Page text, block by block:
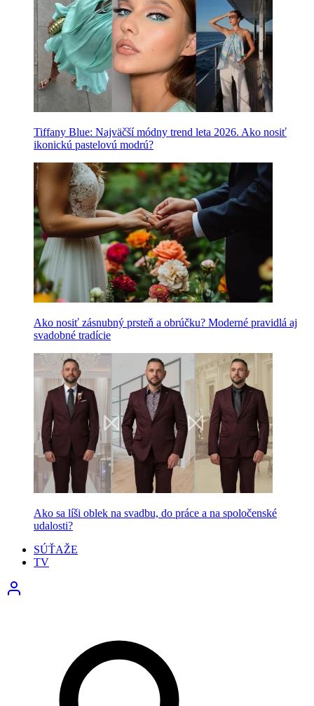
Tiffany Blue: Najväčší módny trend leta 2026. Ako nosiť
ikonickú pastelovú modrú?
Ako nosiť zásnubný prsteň a obrúčku? Moderné pravidlá aj
svadobné tradície
Ako sa líši oblek na svadbu, do práce a na spoločenské
udalosti?
SÚŤAŽE
TV